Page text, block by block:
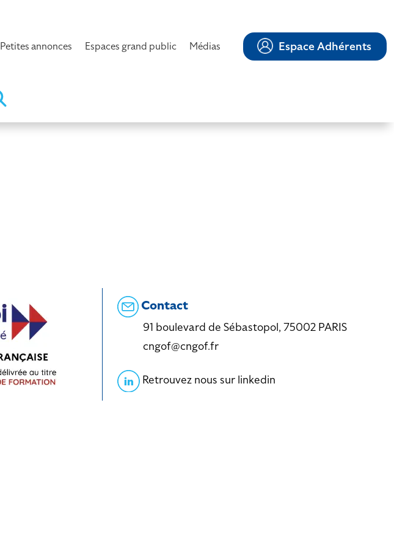
Petites annonces Espaces grand public Médias Espace Adhérents
Contact
91 boulevard de Sébastopol, 75002 PARIS
cngof@cngof.fr
Retrouvez nous sur linkedin